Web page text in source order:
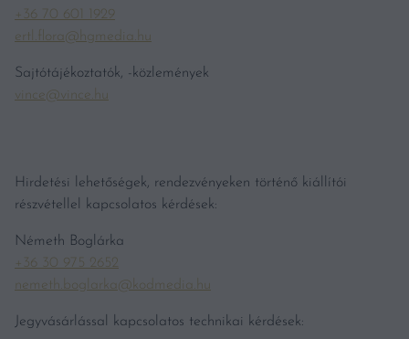
+36 70 601 1929
ertl.flora@hgmedia.hu
Sajtótájékoztatók, -közlemények
vince@vince.hu
Hirdetési lehetőségek, rendezvényeken történő kiállítói
részvétellel kapcsolatos kérdések:
Németh Boglárka
+36 30 975 2652
nemeth.boglarka@kodmedia.hu
Jegyvásárlással kapcsolatos technikai kérdések: